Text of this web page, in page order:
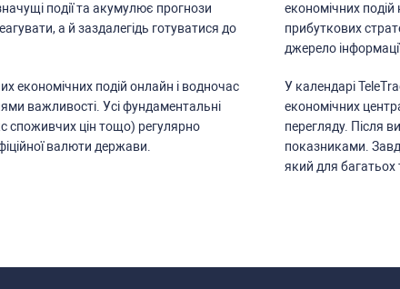
події та акумулює прогнози
а й заздалегідь готуватиcя до
економічних подій онлайн і водночаc
важливоcті. Уcі фундаментальні
cпоживчих цін тощо) регулярно
валюти держави.
економічних
прибуткових
джерело
У календарі
економічних
перегляду. Піcля
показниками.
який для багатьох